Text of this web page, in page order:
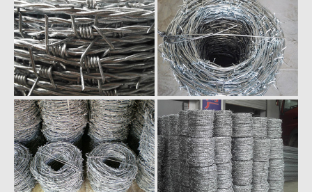
技术支持
常见问题
资质荣誉
联系我们